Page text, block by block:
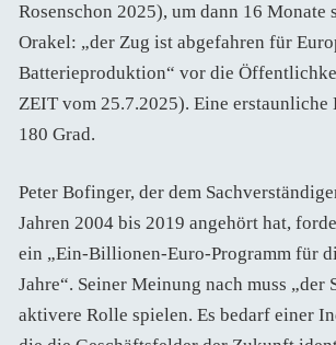
Rosenschon 2025), um dann 16 Monate
Orakel: „der Zug ist abgefahren für
Batterieproduktion“ vor die
ZEIT vom 25.7.2025). Eine erstaunliche
180 Grad.
Peter Bofinger, der dem
Jahren 2004 bis 2019 angehört hat,
ein „Ein-Billionen-Euro-Programm für
Jahre“. Seiner Meinung nach muss „der
aktivere Rolle spielen. Es bedarf einer